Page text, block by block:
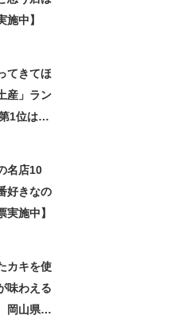
施中】
てきてほ
産」ラン
1位は
名店10
好きなの
実施中】
カキを使
味わえる
岡山県の